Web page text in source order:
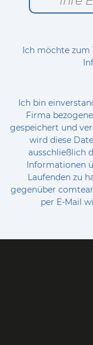
Ich möchte zum
Ich bin
Firma
gespeichert und
wird diese
ausschließlich
Informationen
Laufenden zu
gegenüber
per E-Mail